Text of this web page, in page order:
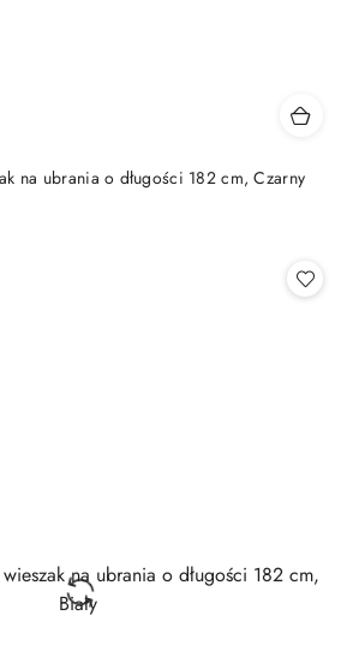
na ubrania o długości 182 cm, Czarny